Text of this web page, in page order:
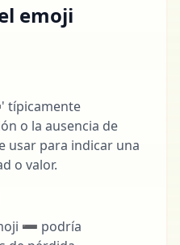
emoji
típicamente
o la ausencia de
usar para indicar una
o valor.
➖ podría